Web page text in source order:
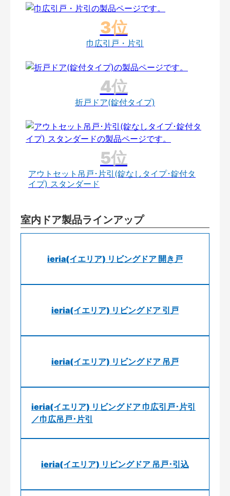
巾広引戸・片引
折戸ドア(錠付タイプ)
アウトセット吊戸･片引(錠なしタイプ･錠付タ
イプ) スタンダード
室内ドア製品ラインアップ
ieria(イエリア) リビングドア 開き戸
ieria(イエリア) リビングドア 引戸
ieria(イエリア) リビングドア 吊戸
ieria(イエリア) リビングドア 巾広引戸･片引
／巾広吊戸･片引
ieria(イエリア) リビングドア 吊戸･引込